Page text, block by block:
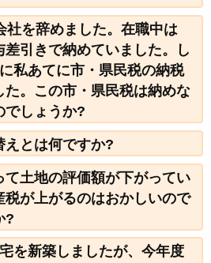
社を辞めました。在職中は
引きで納めていました。し
私あてに市・県民税の納税
た。この市・県民税は納めな
でしょうか?
えとは何ですか?
て土地の評価額が下がってい
税が上がるのはおかしいので
?
を新築しましたが、今年度